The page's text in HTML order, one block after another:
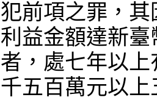
犯前項之罪，
利益金額達新
者，處七年以
千五百萬元以